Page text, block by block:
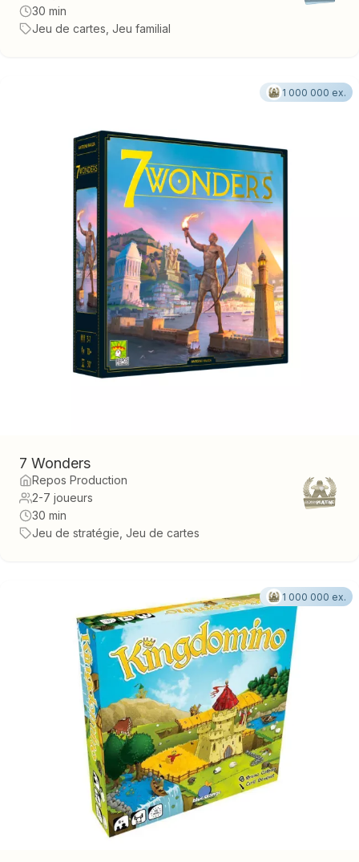
30 min
Jeu de cartes, Jeu familial
1 000 000 ex.
7 Wonders
Repos Production
2-7 joueurs
30 min
Jeu de stratégie, Jeu de cartes
1 000 000 ex.